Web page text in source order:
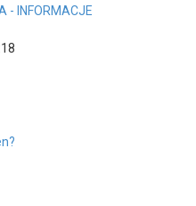
- INFORMACJE